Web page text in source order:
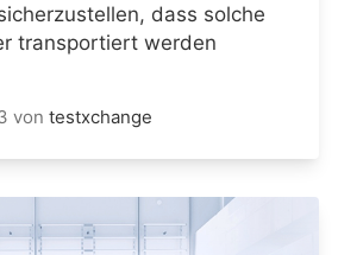
dass solche
transportiert werden
von testxchange